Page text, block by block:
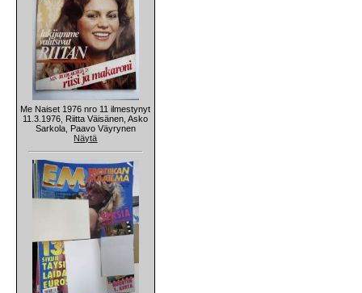
Me Naiset 1976 nro 11 ilmestynyt
11.3.1976, Riitta Väisänen, Asko
Sarkola, Paavo Väyrynen
Näytä